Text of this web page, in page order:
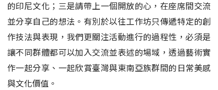
的印尼文化；三是請帶上一個開放的心，在座席間交流
並分享自己的想法。有別於以往工作坊只傳遞特定的創
作技法與表現，我們更關注活動進行的過程性，必須是
讓不同群體都可以加入交流並表述的場域，透過藝術實
作一起分享、一起欣賞臺灣與東南亞族群間的日常美感
與文化價值。